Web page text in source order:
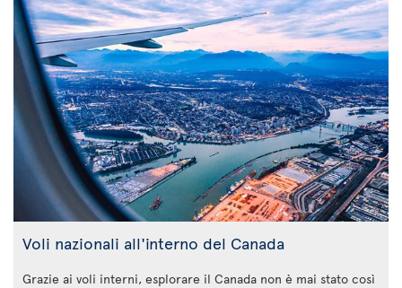
Voli nazionali all'interno del Canada
Grazie ai voli interni, esplorare il Canada non è mai stato così